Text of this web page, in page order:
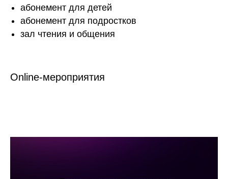
абонемент для детей
абонемент для подростков
зал чтения и общения
Online-мероприятия